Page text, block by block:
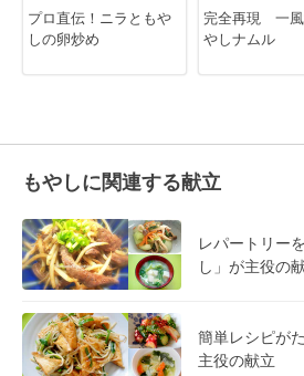
プロ直伝！ニラともや
しの卵炒め
完全再現 一風
やしナムル
もやしに関連する献立
レパートリー
し」が主役の
簡単レシピが
主役の献立